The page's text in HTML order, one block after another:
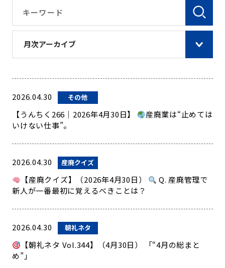
月次アーカイブ
2026.04.30 その他
【うんちく266｜2026年4月30日】
産廃業は“止めては
いけない仕事”。
2026.04.30 産廃クイズ
【産廃クイズ】（2026年4月30日）
Q. 産廃管理で
新人が一番最初に覚えるべきことは？
2026.04.30 朝礼ネタ
【朝礼ネタ Vol.344】（4月30日） 「“4月の総まと
め”」